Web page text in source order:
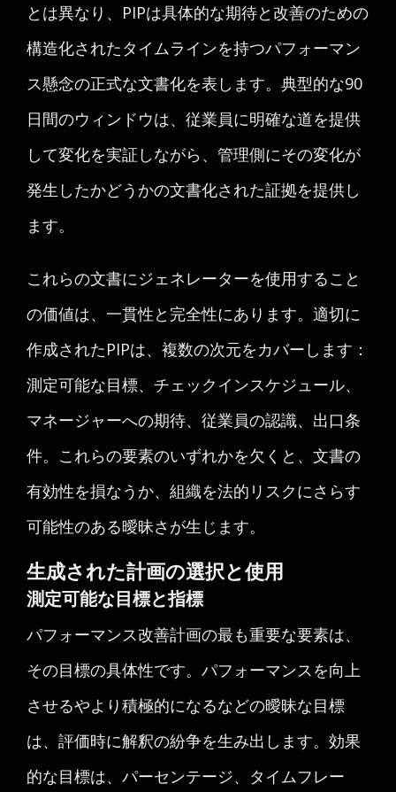
とは異なり、PIPは具体的な期待と改善のための
構造化されたタイムラインを持つパフォーマン
ス懸念の正式な文書化を表します。典型的な90
日間のウィンドウは、従業員に明確な道を提供
して変化を実証しながら、管理側にその変化が
発生したかどうかの文書化された証拠を提供し
ます。
これらの文書にジェネレーターを使用すること
の価値は、一貫性と完全性にあります。適切に
作成されたPIPは、複数の次元をカバーします：
測定可能な目標、チェックインスケジュール、
マネージャーへの期待、従業員の認識、出口条
件。これらの要素のいずれかを欠くと、文書の
有効性を損なうか、組織を法的リスクにさらす
可能性のある曖昧さが生じます。
生成された計画の選択と使用
測定可能な目標と指標
パフォーマンス改善計画の最も重要な要素は、
その目標の具体性です。パフォーマンスを向上
させるやより積極的になるなどの曖昧な目標
は、評価時に解釈の紛争を生み出します。効果
的な目標は、パーセンテージ、タイムフレー